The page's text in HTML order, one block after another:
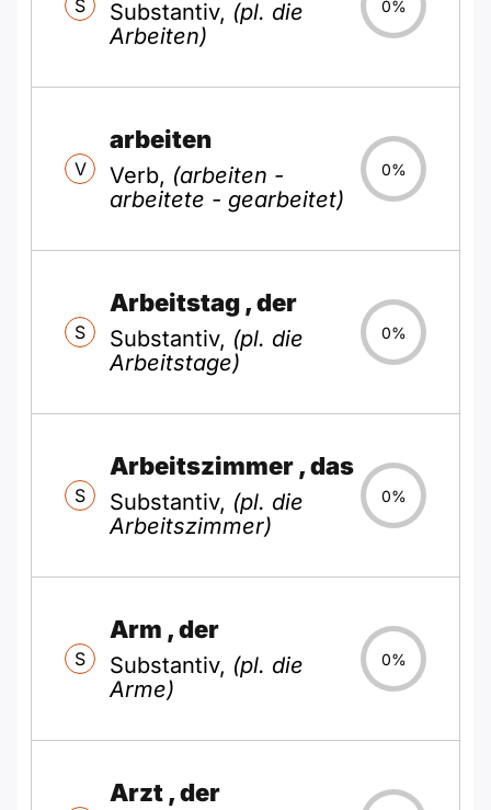
S Substantiv, (pl. die
Arbeiten)
0%
V
arbeiten
Verb, (arbeiten -
arbeitete - gearbeitet)
0%
S
Arbeitstag , der
Substantiv, (pl. die
Arbeitstage)
0%
S
Arbeitszimmer , das
Substantiv, (pl. die
Arbeitszimmer)
0%
S
Arm , der
Substantiv, (pl. die
Arme)
0%
Arzt , der